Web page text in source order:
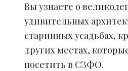
Вы узнаете о
удивительных
старинных усадьбах,
других местах,
посетить в СЗФО.